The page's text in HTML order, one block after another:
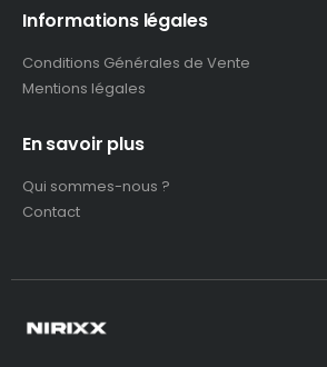
Informations légales
Conditions Générales de Vente
Mentions légales
En savoir plus
Qui sommes-nous ?
Contact